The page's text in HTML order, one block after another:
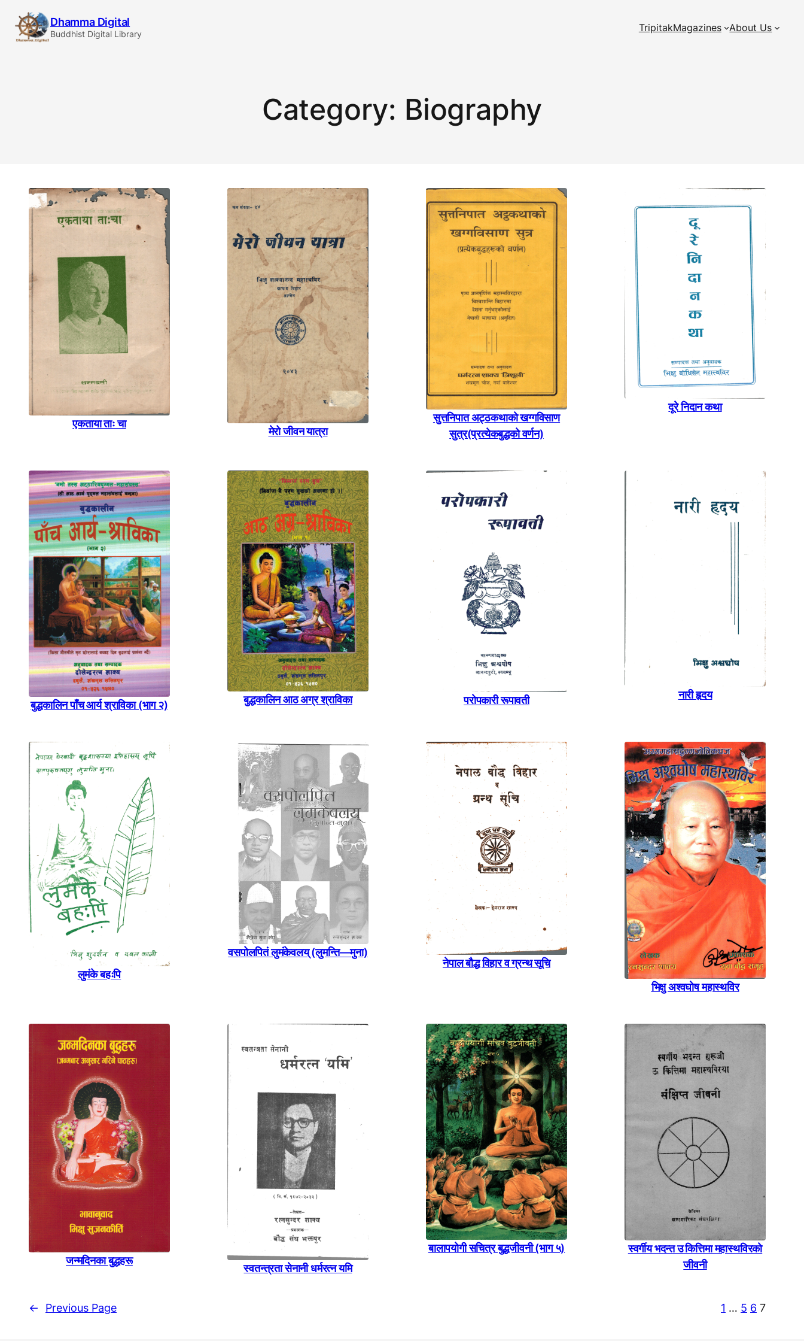
content
Dhamma Digital
Buddhist Digital Library TripitakMagazines About Us
Category: Biography
एकताया ताः चा
मेराे जीवन यात्रा
सुत्तनिपात अट्ठकथाकाे खग्गविसाण
सुत्र(प्रत्येकबुद्धकाे वर्णन)
दूरे निदान कथा
बुद्धकालिन पाँच आर्य श्राविका (भाग २) बुद्धकालिन आठ अग्र श्राविका पराेपकारी रूपावती नारी हृदय
लुमंके बहःपि
वसपोलपितं लुमंकेवलय् (लुमन्ति—मुना)
नेपाल बाैद्ध विहार व ग्रन्थ सूचि
भिक्षु अश्वघाेष महास्थविर
जन्मदिनका बुद्धहरू
स्वतन्त्रता सेनानी धर्मरत्न यमि
बालापयाेगी सचित्र बुद्धजीवनी (भाग ५)
स्वर्गीय भदन्त उ कित्तिमा महास्थविरकाे
जीवनी
← Previous Page 1 … 5 6 7